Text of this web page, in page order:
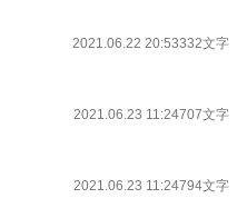
2021.06.22 20:53332文字
2021.06.23 11:24707文字
2021.06.23 11:24794文字